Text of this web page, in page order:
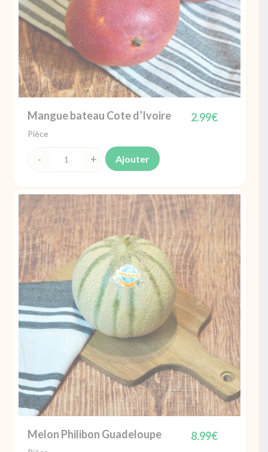
Mangue bateau Cote d’Ivoire 2.99€
Pièce
quantité
Mangue
bateau
Cote
d'Ivoire
Ajouter
Melon Philibon Guadeloupe 8.99€